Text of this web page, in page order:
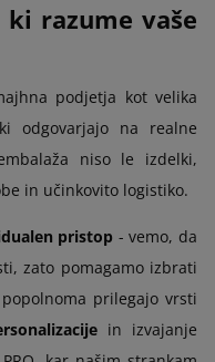
razume vaše
podjetja kot velika
odgovarjajo na realne
niso le izdelki,
in učinkovito logistiko.
pristop - vemo, da
zato pomagamo izbrati
prilegajo vrsti
in izvajanje